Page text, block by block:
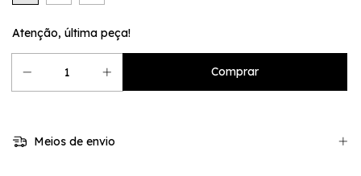
Atenção, última peça!
Meios de envio